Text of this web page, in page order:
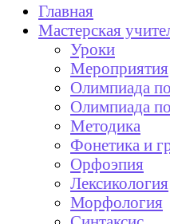
Главная
Мастерская
Уроки
Мероприятия
Олимпиада
Олимпиада
Методика
Фонетика и
Орфоэпия
Лексикология
Морфология